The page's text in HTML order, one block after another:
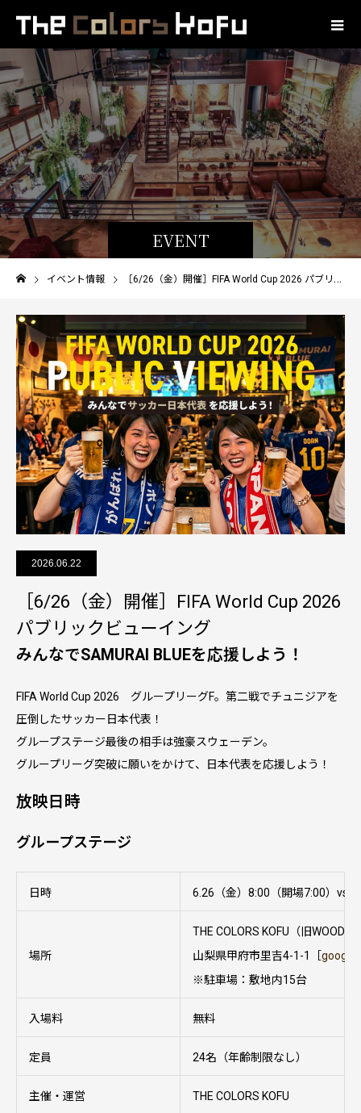
EVENT
イベント情報 ［6/26（金）開催］FIFA World Cup 2026 パブリックビューイング
2026.06.22
［6/26（金）開催］FIFA World Cup 2026
パブリックビューイング
みんなでSAMURAI BLUEを応援しよう！
FIFA World Cup 2026 グループリーグF。第二戦でチュニジアを
圧倒したサッカー日本代表！
グループステージ最後の相手は強豪スウェーデン。
グループリーグ突破に願いをかけて、日本代表を応援しよう！
放映日時
グループステージ
日時 6.26（金）8:00（開場7:00）vs
場所
THE COLORS KOFU（旧
山梨県甲府市里吉4-1-1［ google
※駐車場：敷地内15台
入場料 無料
定員 24名（年齢制限なし）
主催・運営 THE COLORS KOFU